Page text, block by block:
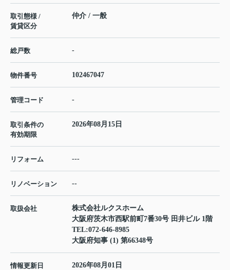
取引態様 /
賃貸区分
仲介 / 一般
総戸数 -
物件番号 102467047
管理コード -
取引条件の
有効期限
2026年08月15日
リフォーム ---
リノベーション --
取扱会社
株式会社ルクスホーム
大阪府茨木市西駅前町7番30号 田井ビル 1階
TEL:072-646-8985
大阪府知事 (1) 第66348号
情報更新日 2026年08月01日